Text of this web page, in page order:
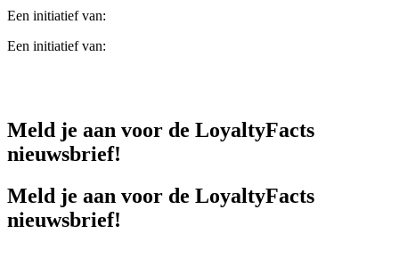
Een initiatief van:
Een initiatief van:
Meld je aan voor de LoyaltyFacts
nieuwsbrief!
Meld je aan voor de LoyaltyFacts
nieuwsbrief!